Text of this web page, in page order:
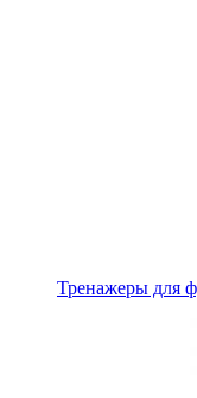
Тренажеры для